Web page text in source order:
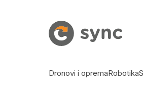
Dronovi i opremaRobotika